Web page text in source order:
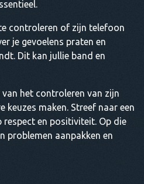
controleren of zijn telefoon
je gevoelens praten en
Dit kan jullie band en
het controleren van zijn
keuzes maken. Streef naar een
respect en positiviteit. Op die
problemen aanpakken en